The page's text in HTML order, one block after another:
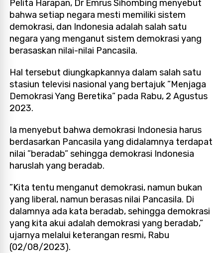
Pelita Harapan, Dr Emrus Sihombing menyebut
bahwa setiap negara mesti memiliki sistem
demokrasi, dan Indonesia adalah salah satu
negara yang menganut sistem demokrasi yang
berasaskan nilai-nilai Pancasila.
Hal tersebut diungkapkannya dalam salah satu
stasiun televisi nasional yang bertajuk ”Menjaga
Demokrasi Yang Beretika” pada Rabu, 2 Agustus
2023.
Ia menyebut bahwa demokrasi Indonesia harus
berdasarkan Pancasila yang didalamnya terdapat
nilai ”beradab” sehingga demokrasi Indonesia
haruslah yang beradab.
”Kita tentu menganut demokrasi, namun bukan
yang liberal, namun berasas nilai Pancasila. Di
dalamnya ada kata beradab, sehingga demokrasi
yang kita akui adalah demokrasi yang beradab,”
ujarnya melalui keterangan resmi, Rabu
(02/08/2023).